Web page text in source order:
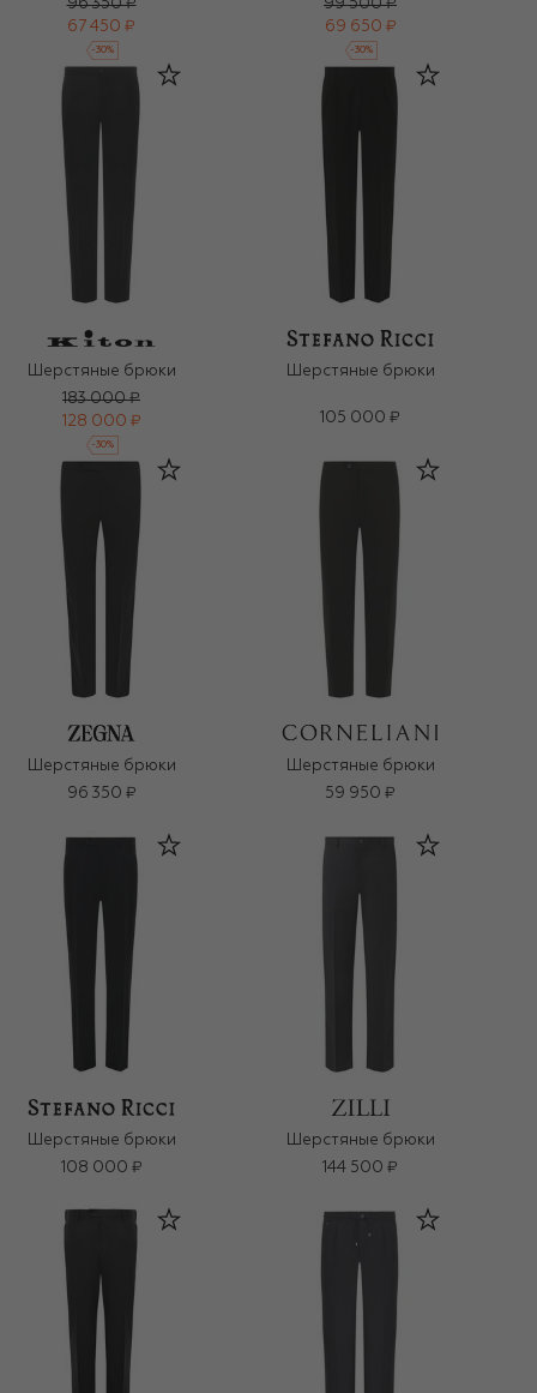
96 350 ₽
67 450 ₽
-30%
99 500 ₽
69 650 ₽
-30%
Шерстяные брюки
183 000 ₽
128 000 ₽
-30%
Шерстяные брюки
105 000 ₽
Шерстяные брюки
96 350 ₽
Шерстяные брюки
59 950 ₽
Шерстяные брюки
108 000 ₽
Шерстяные брюки
144 500 ₽